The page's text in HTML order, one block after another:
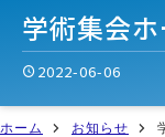
学術集会
2022-06-06
ホーム お知らせ